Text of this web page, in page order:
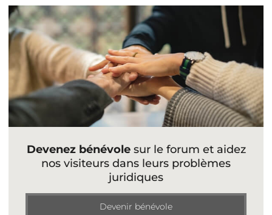
Devenez bénévolesur le forum et aidez
nos visiteurs dans leurs problèmes
juridiques
Devenir bénévole